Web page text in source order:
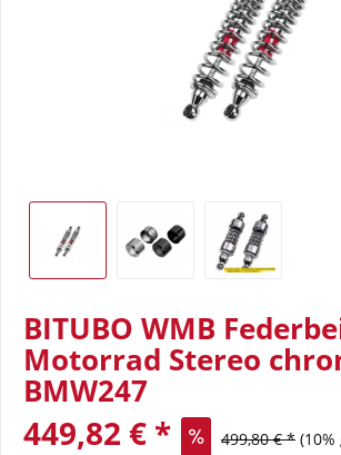
BITUBO WMB
Motorrad Stereo
BMW247
449,82 € * 499,80 € *